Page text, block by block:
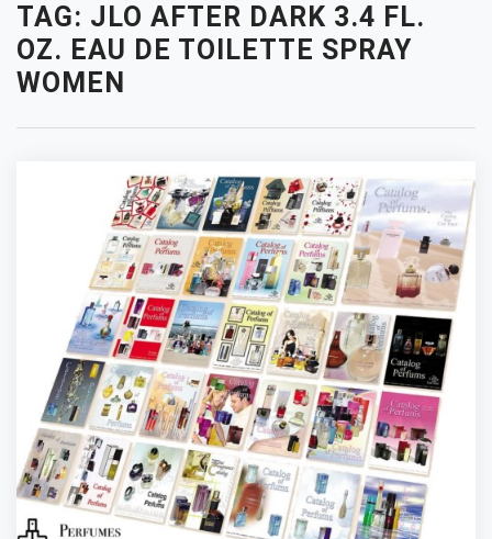
TAG: JLO AFTER DARK 3.4 FL.
OZ. EAU DE TOILETTE SPRAY
WOMEN